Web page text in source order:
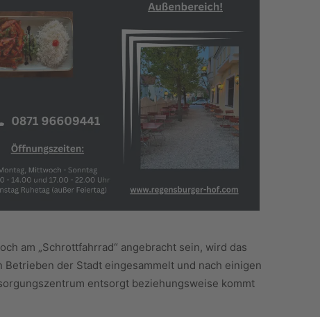
am „Schrottfahrrad“ angebracht sein, wird das
Betrieben der Stadt eingesammelt und nach einigen
entsorgt beziehungsweise kommt